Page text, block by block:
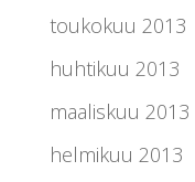
toukokuu 2013
huhtikuu 2013
maaliskuu 2013
helmikuu 2013